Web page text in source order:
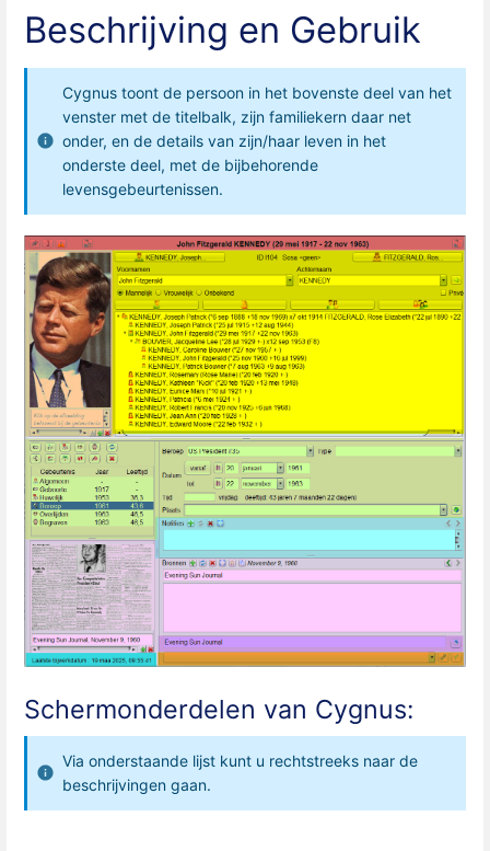
Beschrijving en Gebruik
Cygnus toont de persoon in het bovenste deel van het
venster met de titelbalk, zijn familiekern daar net
onder, en de details van zijn/haar leven in het
onderste deel, met de bijbehorende
levensgebeurtenissen.
Schermonderdelen van Cygnus:
Via onderstaande lijst kunt u rechtstreeks naar de
beschrijvingen gaan.